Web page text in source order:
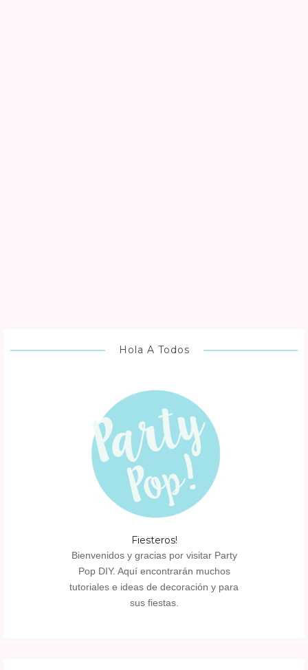
Hola A Todos
Fiesteros!
Bienvenidos y gracias por visitar Party
Pop DIY. Aquí encontrarán muchos
tutoriales e ideas de decoración y para
sus fiestas.